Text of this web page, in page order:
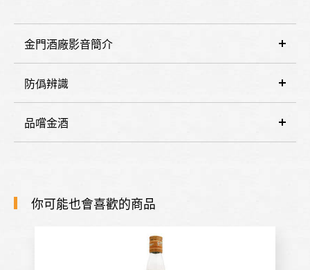
金門酒廠影音簡介
防僞辨識
品嚐金酒
你可能也會喜歡的商品